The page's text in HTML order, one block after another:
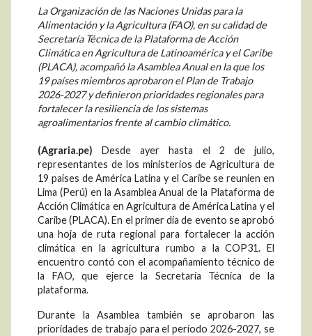
La Organización de las Naciones Unidas para la
Alimentación y la Agricultura (FAO), en su calidad de
Secretaría Técnica de la Plataforma de Acción
Climática en Agricultura de Latinoamérica y el Caribe
(PLACA), acompañó la Asamblea Anual en la que los
19 países miembros aprobaron el Plan de Trabajo
2026-2027 y definieron prioridades regionales para
fortalecer la resiliencia de los sistemas
agroalimentarios frente al cambio climático.
(Agraria.pe) Desde ayer hasta el 2 de julio,
representantes de los ministerios de Agricultura de
19 países de América Latina y el Caribe se reunien en
Lima (Perú) en la Asamblea Anual de la Plataforma de
Acción Climática en Agricultura de América Latina y el
Caribe (PLACA). En el primer día de evento se aprobó
una hoja de ruta regional para fortalecer la acción
climática en la agricultura rumbo a la COP31. El
encuentro contó con el acompañamiento técnico de
la FAO, que ejerce la Secretaría Técnica de la
plataforma.
Durante la Asamblea también se aprobaron las
prioridades de trabajo para el período 2026-2027, se